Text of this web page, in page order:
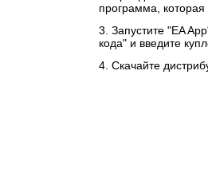
программа, которая
3. Запустите "EA
кода" и введите
4. Скачайте